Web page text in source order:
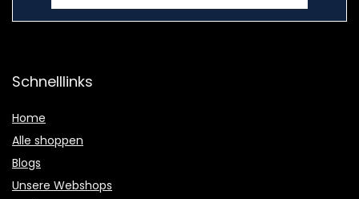
Schnelllinks
Home
Alle shoppen
Blogs
Unsere Webshops